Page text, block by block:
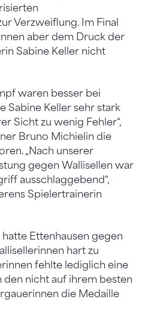
Verzweiflung. Im Final
aber dem Druck der
Sabine Keller nicht
waren besser bei
Sabine Keller sehr stark
Sicht zu wenig Fehler“,
Bruno Michielin die
„Nach unserer
gegen Wallisellen war
ausschlaggebend“,
Spielertrainerin
Ettenhausen gegen
hart zu
fehlte lediglich eine
den nicht auf ihrem besten
die Medaille